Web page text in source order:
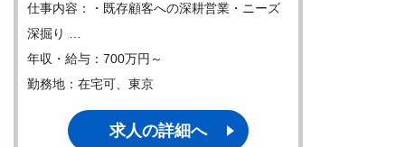
仕事内容：・既存顧客への深耕営業・ニーズ
深掘り …
年収・給与：700万円～
勤務地：在宅可、東京
求人の詳細へ